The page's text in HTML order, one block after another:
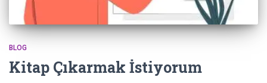
BLOG
Kitap Çıkarmak İstiyorum